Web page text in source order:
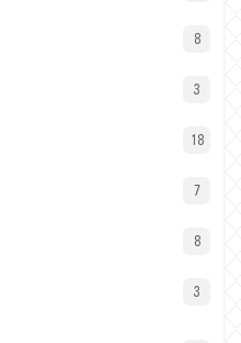
8
3
18
7
8
3